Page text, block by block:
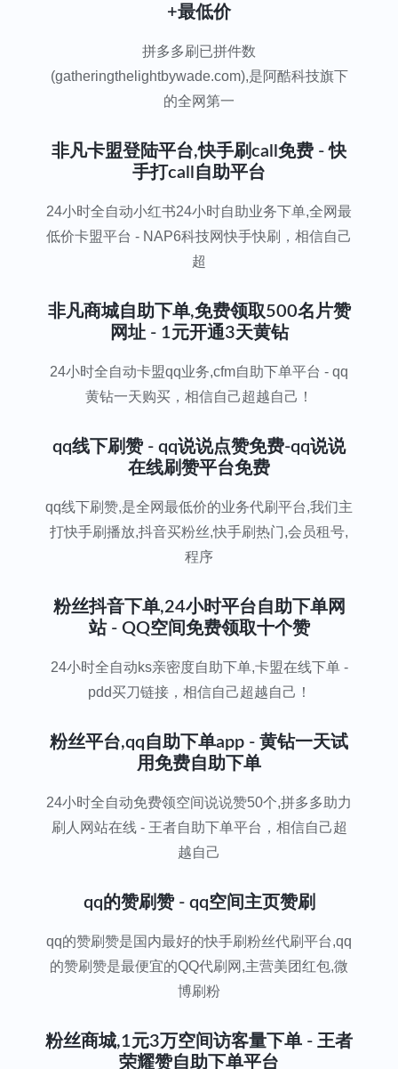
+最低价
拼多多刷已拼件数
(gatheringthelightbywade.com),是阿酷科技旗下
的全网第一
非凡卡盟登陆平台,快手刷call免费 - 快
手打call自助平台
24小时全自动小红书24小时自助业务下单,全网最
低价卡盟平台 - NAP6科技网快手快刷，相信自己
超
非凡商城自助下单,免费领取500名片赞
网址 - 1元开通3天黄钻
24小时全自动卡盟qq业务,cfm自助下单平台 - qq
黄钻一天购买，相信自己超越自己！
qq线下刷赞 - qq说说点赞免费-qq说说
在线刷赞平台免费
qq线下刷赞,是全网最低价的业务代刷平台,我们主
打快手刷播放,抖音买粉丝,快手刷热门,会员租号,
程序
粉丝抖音下单,24小时平台自助下单网
站 - QQ空间免费领取十个赞
24小时全自动ks亲密度自助下单,卡盟在线下单 -
pdd买刀链接，相信自己超越自己！
粉丝平台,qq自助下单app - 黄钻一天试
用免费自助下单
24小时全自动免费领空间说说赞50个,拼多多助力
刷人网站在线 - 王者自助下单平台，相信自己超
越自己
qq的赞刷赞 - qq空间主页赞刷
qq的赞刷赞是国内最好的快手刷粉丝代刷平台,qq
的赞刷赞是最便宜的QQ代刷网,主营美团红包,微
博刷粉
粉丝商城,1元3万空间访客量下单 - 王者
荣耀赞自助下单平台